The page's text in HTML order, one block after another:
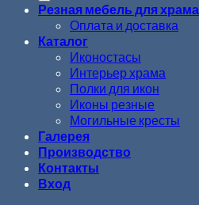
Резная мебель для храма
Оплата и доставка
Каталог
Иконостасы
Интерьер храма
Полки для икон
Иконы резные
Могильные кресты
Галерея
Производство
Контакты
Вход